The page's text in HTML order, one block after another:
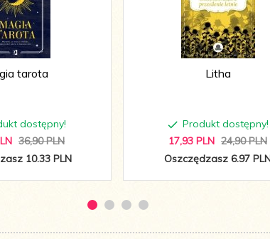
tarota
dostępny!
36,90 PLN
10.33 PLN
Litha
Produkt dostępny!
17,93 PLN 24,90 PLN
Oszczędzasz 6.97